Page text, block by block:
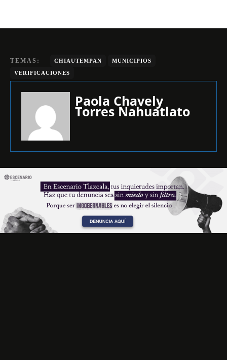
TEMAS: CHIAUTEMPAN
MUNICIPIOS
VERIFICACIONES
Paola Chavely
Torres Nahuatlato